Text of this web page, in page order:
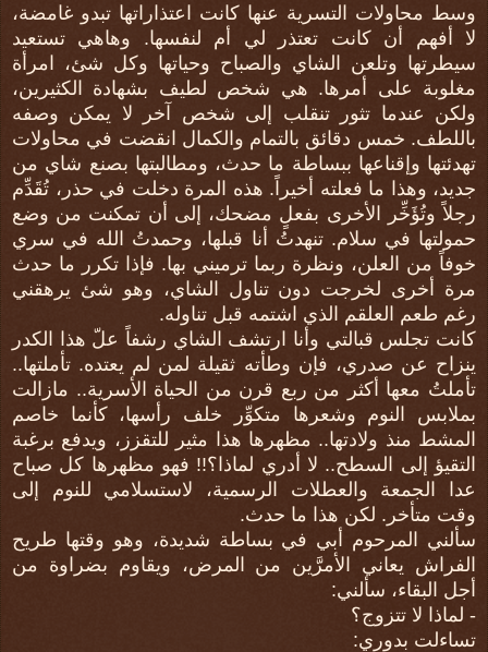
وسط محاولات التسرية عنها كانت اعتذاراتها تبدو غامضة،
لا أفهم أن كانت تعتذر لي أم لنفسها. وهاهي تستعيد
سيطرتها وتلعن الشاي والصباح وحياتها وكل شئ، امرأة
مغلوبة على أمرها. هي شخص لطيف بشهادة الكثيرين،
ولكن عندما تثور تنقلب إلى شخص آخر لا يمكن وصفه
باللطف. خمس دقائق بالتمام والكمال انقضت في محاولات
تهدئتها وإقناعها ببساطة ما حدث، ومطالبتها بصنع شاي من
جديد، وهذا ما فعلته أخيراً. هذه المرة دخلت في حذر، تُقَدِّم
رجلاً وتُؤَخِّر الأخرى بفعلٍ مضحك، إلى أن تمكنت من وضع
حمولتها في سلام. تنهدتُ أنا قبلها، وحمدتُ الله في سري
خوفاً من العلن، ونظرة ربما ترميني بها. فإذا تكرر ما حدث
مرة أخرى لخرجت دون تناول الشاي، وهو شئ يرهقني
رغم طعم العلقم الذي اشتمه قبل تناوله.
كانت تجلس قبالتي وأنا ارتشف الشاي رشفاً علّ هذا الكدر
ينزاح عن صدري، فإن وطأته ثقيلة لمن لم يعتده. تأملتها..
تأملتُ معها أكثر من ربع قرن من الحياة الأسرية.. مازالت
بملابس النوم وشعرها متكوِّر خلف رأسها، كأنما خاصم
المشط منذ ولادتها.. مظهرها هذا مثير للتقزز، ويدفع برغبة
التقيؤ إلى السطح.. لا أدري لماذا؟!! فهو مظهرها كل صباح
عدا الجمعة والعطلات الرسمية، لاستسلامي للنوم إلى
وقت متأخر. لكن هذا ما حدث.
سألني المرحوم أبي في بساطة شديدة، وهو وقتها طريح
الفراش يعاني الأمرَّين من المرض، ويقاوم بضراوة من
أجل البقاء، سألني:
- لماذا لا تتزوج؟
تساءلت بدوري: